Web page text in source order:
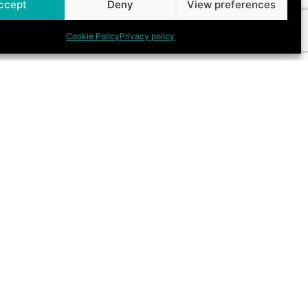
Deny View preferences
Cookie PolicyPrivacy policy